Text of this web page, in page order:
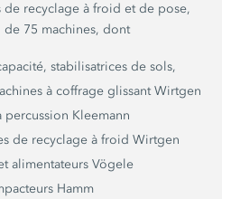
recyclage à froid et de pose,
de 75 machines, dont
stabilisatrices de sols,
à coffrage glissant Wirtgen
percussion Kleemann
de recyclage à froid Wirtgen
alimentateurs Vögele
Hamm